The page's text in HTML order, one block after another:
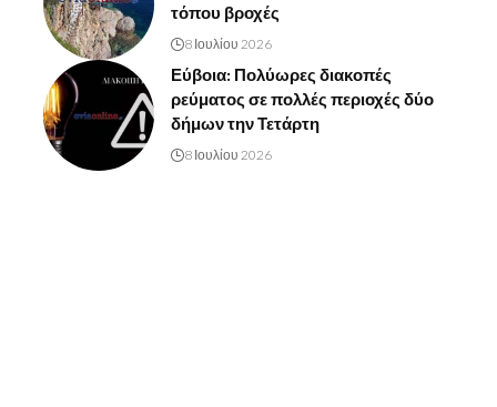
τόπου βροχές
8 Ιουλίου 2026
Εύβοια: Πολύωρες διακοπές
ρεύματος σε πολλές περιοχές δύο
δήμων την Τετάρτη
8 Ιουλίου 2026